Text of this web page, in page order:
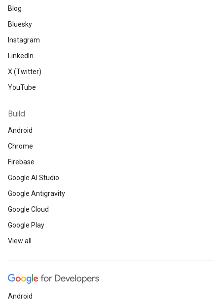
Blog
Bluesky
Instagram
LinkedIn
X (Twitter)
YouTube
Build
Android
Chrome
Firebase
Google AI Studio
Google Antigravity
Google Cloud
Google Play
View all
Android